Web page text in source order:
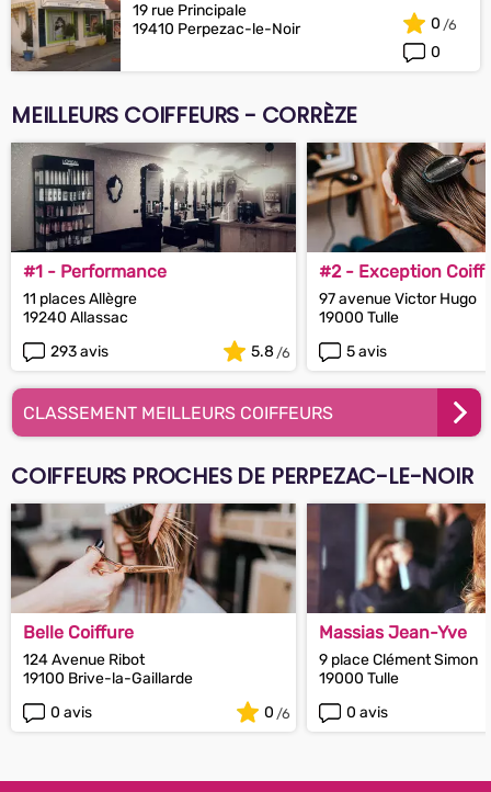
19 rue Principale
19410 Perpezac-le-Noir
0
0
MEILLEURS COIFFEURS - CORRÈZE
#1 - Performance
11 places Allègre
19240 Allassac
293 avis
5.8
#2 - Exception
97 avenue Victor Hugo
19000 Tulle
5 avis
CLASSEMENT MEILLEURS COIFFEURS
COIFFEURS PROCHES DE PERPEZAC-LE-NOIR
Belle Coiffure
124 Avenue Ribot
19100 Brive-la-Gaillarde
0 avis
0
Massias Jean-Yve
9 place Clément Simon
19000 Tulle
0 avis